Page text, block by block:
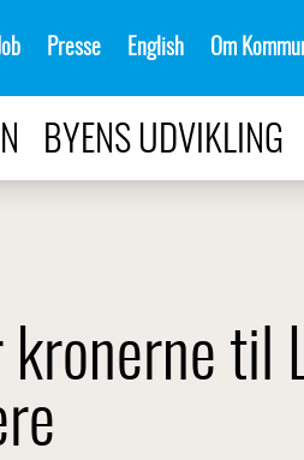
Presse English Om
BYENS UDVIKLING
kronerne til